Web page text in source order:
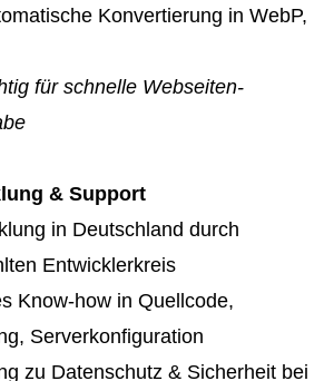
Konvertierung in WebP,
für schnelle Webseiten-
& Support
in Deutschland durch
Entwicklerkreis
Know-how in Quellcode,
Serverkonfiguration
zu Datenschutz & Sicherheit bei